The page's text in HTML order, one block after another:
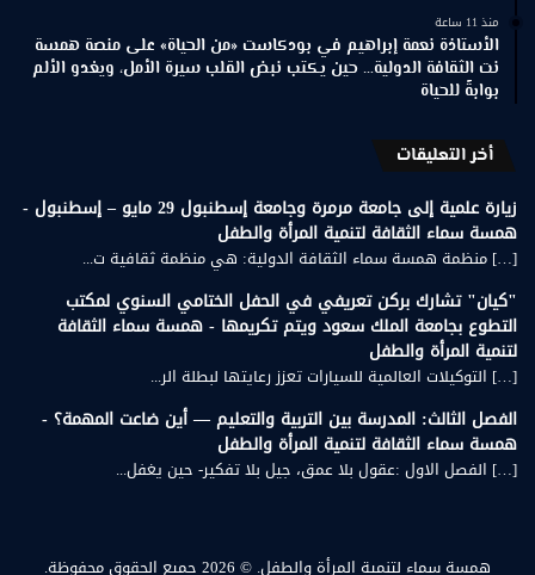
منذ 11 ساعة
الأستاذة نعمة إبراهيم في بودكاست «من الحياة» على منصة همسة
نت الثقافة الدولية… حين يكتب نبض القلب سيرة الأمل، ويغدو الألم
بوابةً للحياة
أخر التعليقات
زيارة علمية إلى جامعة مرمرة وجامعة إسطنبول 29 مايو – إسطنبول -
همسة سماء الثقافة لتنمية المرأة والطفل
[…] منظمة همسة سماء الثقافة الدولية: هي منظمة ثقافية ت...
"كيان" تشارك بركن تعريفي في الحفل الختامي السنوي لمكتب
التطوع بجامعة الملك سعود ويتم تكريمها - همسة سماء الثقافة
لتنمية المرأة والطفل
[…] التوكيلات العالمية للسيارات تعزز رعايتها لبطلة الر...
الفصل الثالث: المدرسة بين التربية والتعليم — أين ضاعت المهمة؟ -
همسة سماء الثقافة لتنمية المرأة والطفل
[…] الفصل الاول :عقول بلا عمق، جيل بلا تفكير- حين يغفل...
همسة سماء لتنمية المرأة والطفل. © 2026 جميع الحقوق محفوظة.